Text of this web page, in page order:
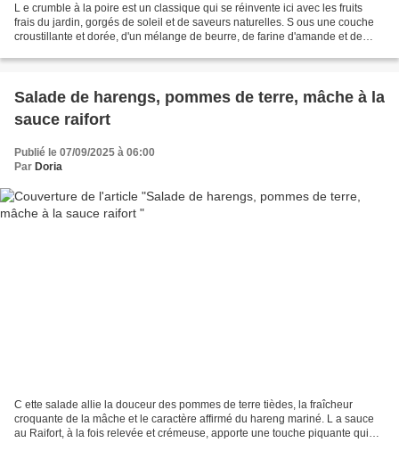
L e crumble à la poire est un classique qui se réinvente ici avec les fruits
frais du jardin, gorgés de soleil et de saveurs naturelles. S ous une couche
croustillante et dorée, d'un mélange de beurre, de farine d'amande et de
Salade de harengs, pommes de terre, mâche à la
sauce raifort
Publié le 07/09/2025 à 06:00
Par Doria
C ette salade allie la douceur des pommes de terre tièdes, la fraîcheur
croquante de la mâche et le caractère affirmé du hareng mariné. L a sauce
au Raifort, à la fois relevée et crémeuse, apporte une touche piquante qui